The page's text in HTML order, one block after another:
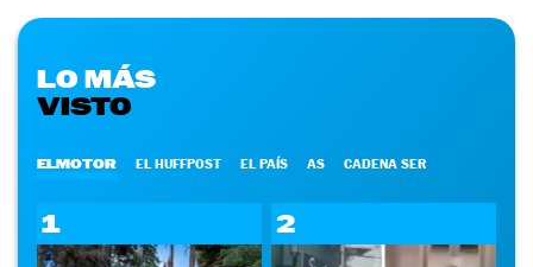
LO MÁS
VISTO
ELMOTOR EL HUFFPOST EL PAÍS AS CADENA SER
1 2